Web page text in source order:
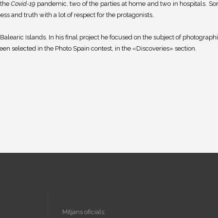
theCovid-19 pandemic, two of the parties at home and two in hospitals.
and truth with a lot of respect for the protagonists.
Islands. In his final project he focused on the subject of
selected in the Photo Spain contest, in the «Discoveries» section.
Mitjans oficials: